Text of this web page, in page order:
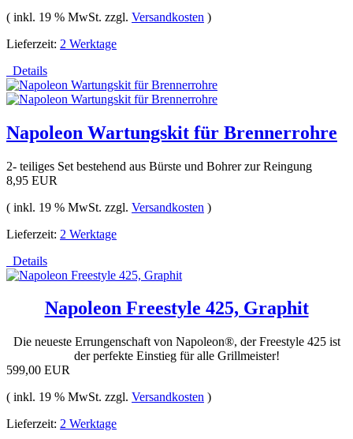
( inkl. 19 % MwSt. zzgl. Versandkosten )
Lieferzeit: 2 Werktage
Details
Napoleon Wartungskit für Brennerrohre
2- teiliges Set bestehend aus Bürste und Bohrer zur Reingung
8,95 EUR
( inkl. 19 % MwSt. zzgl. Versandkosten )
Lieferzeit: 2 Werktage
Details
Napoleon Freestyle 425, Graphit
Die neueste Errungenschaft von Napoleon®, der Freestyle 425 ist
der perfekte Einstieg für alle Grillmeister!
599,00 EUR
( inkl. 19 % MwSt. zzgl. Versandkosten )
Lieferzeit: 2 Werktage